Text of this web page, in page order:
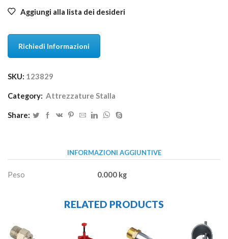
Aggiungi alla lista dei desideri
Richiedi Informazioni
SKU: 123829
Category: Attrezzature Stalla
Share:
INFORMAZIONI AGGIUNTIVE
Peso 0.000 kg
RELATED PRODUCTS